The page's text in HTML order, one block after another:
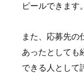
ピールできます。
また、応募先の
あったとしても
できる人として